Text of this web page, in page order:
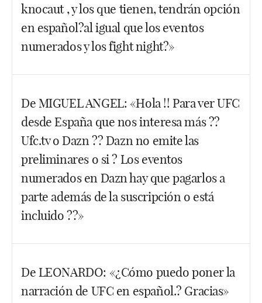
Facebook
Twitter
WhatsApp
knocaut , y los que tienen, tendrán opción
en español?al igual que los eventos
numerados y los fight night?»
dudo de que hayan subtítulos en español. Si no es
así, y alguien lo sabe, que me lo comunique y
actualizaré esto.
Facebook
TwitterWhatsApp
De MIGUEL ANGEL: «Hola !! Para ver UFC
desde España que nos interesa más ??
Ufc.tv o Dazn ?? Dazn no emite las
preliminares o si ? Los eventos
numerados en Dazn hay que pagarlos a
parte además de la suscripción o está
incluido ??»
pero si tienes que elegir uno, yo me quedaría con
DAZN. Con la cuota mensual te da para ver las
De LEONARDO: «¿Cómo puedo poner la
narración de UFC en español.? Gracias»